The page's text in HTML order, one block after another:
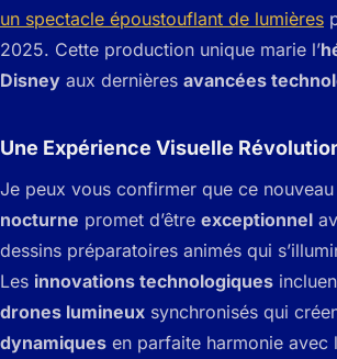
un spectacle époustouflant de lumières
2025. Cette production unique marie l’
Disney aux dernières avancées
Une Expérience Visuelle
Je peux vous confirmer que ce nouveau
nocturne promet d’être exceptionnel
dessins préparatoires animés qui
Les innovations technologiques
drones lumineux synchronisés qui
dynamiques en parfaite harmonie avec